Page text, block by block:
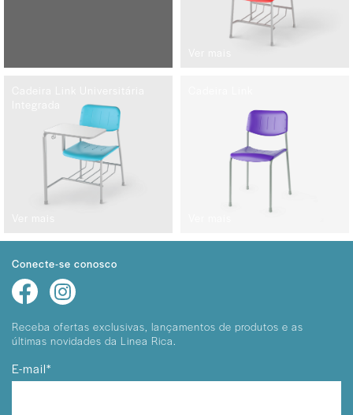
Conecte-se conosco
Receba ofertas exclusivas, lançamentos de produtos e as
últimas novidades da Linea Rica.
E-mail*